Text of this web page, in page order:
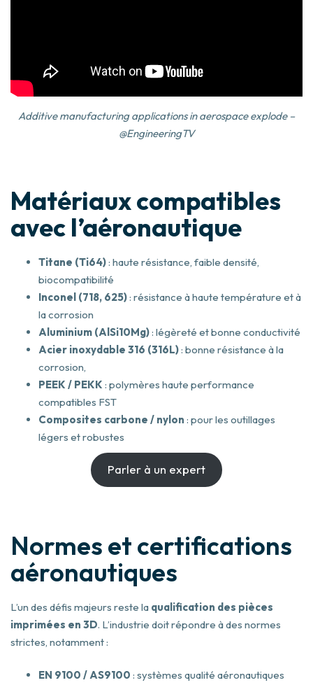
Additive manufacturing applications in aerospace explode –
@EngineeringTV
Matériaux compatibles
avec l’aéronautique
Titane (Ti64): haute résistance, faible densité,
biocompatibilité
Inconel (718, 625): résistance à haute température et à
la corrosion
Aluminium (AlSi10Mg): légèreté et bonne conductivité
Acier inoxydable 316 (316L): bonne résistance à la
corrosion,
PEEK / PEKK : polymères haute performance
compatibles FST
Composites carbone / nylon : pour les outillages
légers et robustes
Parler à un expert
Normes et certifications
aéronautiques
L’un des défis majeurs reste la qualification des pièces
imprimées en 3D. L’industrie doit répondre à des normes
strictes, notamment :
EN 9100 / AS9100 : systèmes qualité aéronautiques